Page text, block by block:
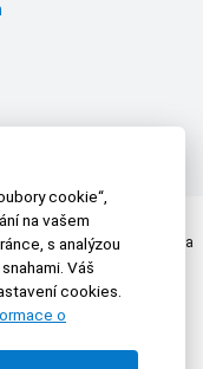
Všechna práva vyhrazena
o přístupnosti
cookie“,
na vašem
s analýzou
Váš
cookies.
o